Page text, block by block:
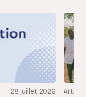
28 juillet 2026 Article